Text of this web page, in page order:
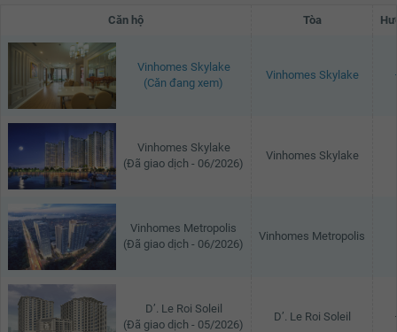
Căn hộ Tòa
Vinhomes Skylake
(Căn đang xem)
Vinhomes Skylake
Vinhomes Skylake
(Đã giao dịch - 06/2026)
Vinhomes Skylake
Vinhomes Metropolis
(Đã giao dịch - 06/2026)
Vinhomes Metropolis
D’. Le Roi Soleil
(Đã giao dịch - 05/2026)
D’. Le Roi Soleil